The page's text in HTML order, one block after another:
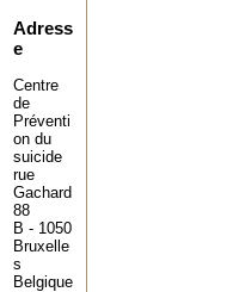
Adress
e
Centre
de
Préventi
on du
suicide
rue
Gachard
88
B - 1050
Bruxelle
s
Belgique